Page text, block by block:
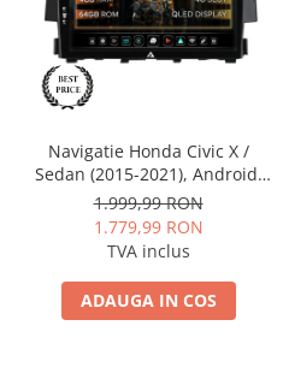
Navigatie Honda Civic X /
Sedan (2015-2021), Android,
A-Octacore / 4GB RAM + 64GB
ROM, 9 Inch - AD-
BGA9004+AD-BGRKIT004
1.999,99 RON
1.779,99 RON
TVA inclus
ADAUGA IN COS